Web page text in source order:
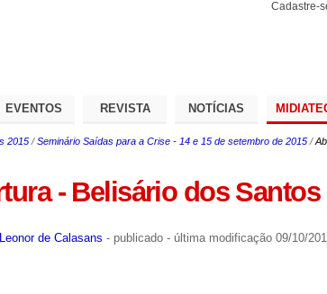
Cadastre-
EVENTOS REVISTA NOTÍCIAS
2015 /Seminário Saídas para a Crise - 14 e 15 de setembro de 2015 /
- Belisário dos Santos
de Calasans - publicado - última modificação09/10/